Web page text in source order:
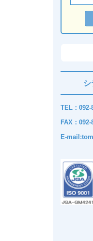
TEL：092-
FAX：092-
E-